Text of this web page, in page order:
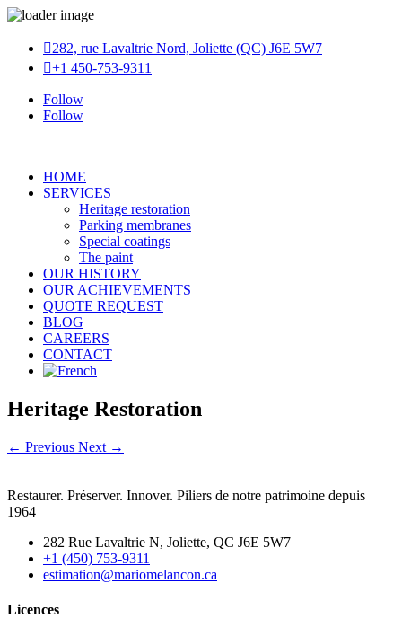
282, rue Lavaltrie Nord, Joliette (QC) J6E 5W7
+1 450-753-9311
Follow
Follow
HOME
SERVICES
Heritage restoration
Parking membranes
Special coatings
The paint
OUR HISTORY
OUR ACHIEVEMENTS
QUOTE REQUEST
BLOG
CAREERS
CONTACT
Heritage Restoration
← Previous Next →
Restaurer. Préserver. Innover. Piliers de notre patrimoine depuis
1964
282 Rue Lavaltrie N, Joliette, QC J6E 5W7
+1 (450) 753-9311
estimation@mariomelancon.ca
Licences